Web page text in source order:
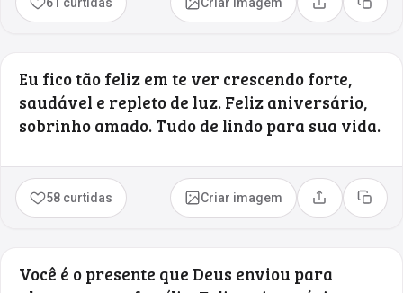
Compartilhar
Copiar
Eu fico tão feliz em te ver crescendo forte,
saudável e repleto de luz. Feliz aniversário,
sobrinho amado. Tudo de lindo para sua vida.
58 curtidas Criar imagem Compartilhar
Copiar
Você é o presente que Deus enviou para